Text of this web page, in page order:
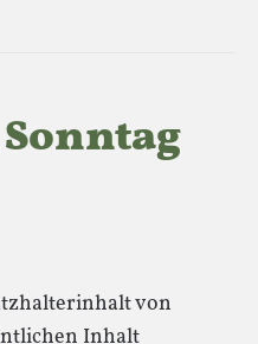
von
Inhalt